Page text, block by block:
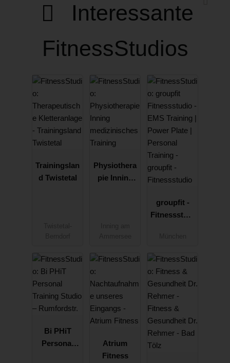
Interessante
FitnessStudios
Trainingslan
d Twistetal
Physiothera
pie Inning
groupfit -
Fitnessstudi
Bi PHiT
Personal
Atrium
Fitness